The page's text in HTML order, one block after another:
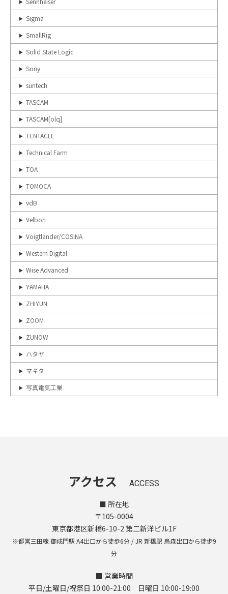
Sigma
SmallRig
Solid State Logic
Sony
suntech
TASCAM
TASCAM[olq]
TENTACLE
Technical Farm
TOA
TOMOCA
vdB
Velbon
Voigtlander/COSINA
Western Digital
Wise Advanced
YAMAHA
ZHIYUN
ZOOM
ZUNOW
ハタヤ
マキタ
写真電気工業
アクセス ACCESS
■ 所在地
〒105-0004
東京都港区新橋6-10-2 第二新洋ビル1F
※都営三田線 御成門駅 A4出口から徒歩6分 / JR 新橋駅 烏森出口から徒歩9
分
■ 営業時間
平日/土曜日/祝祭日 10:00-21:00 日曜日 10:00-19:00